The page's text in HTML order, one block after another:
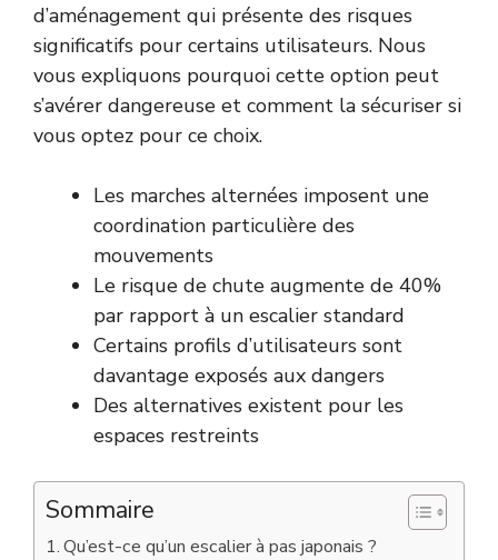
d’aménagement qui présente des risques
significatifs pour certains utilisateurs. Nous
vous expliquons pourquoi cette option peut
s’avérer dangereuse et comment la sécuriser si
vous optez pour ce choix.
Les marches alternées imposent une
coordination particulière des
mouvements
Le risque de chute augmente de 40%
par rapport à un escalier standard
Certains profils d’utilisateurs sont
davantage exposés aux dangers
Des alternatives existent pour les
espaces restreints
Sommaire
Qu’est-ce qu’un escalier à pas japonais ?